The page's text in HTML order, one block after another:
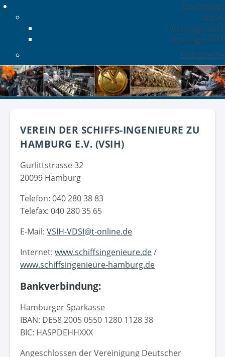
Downloads
Archiv
Vorträge 2018
Vorträge 2019
Dokumente
VEREIN DER SCHIFFS-INGENIEURE ZU
HAMBURG E.V. (VSIH)
Gurlittstrasse 32
20099 Hamburg
Telefon: 040 280 38 83
Telefax: 040 280 35 65
E-Mail: VSIH-VDSI@t-online.de
Internet: www.schiffsingenieure.de/
www.schiffsingenieure-hamburg.de
Bankverbindung:
Hamburger Sparkasse
IBAN: DE58 2005 0550 1280 1128 38
BIC: HASPDEHHXXX
Angeschlossen der Vereinigung Deutscher